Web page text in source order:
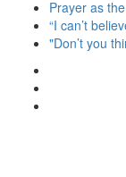
Prayer as
“I can’t
"Don’t you